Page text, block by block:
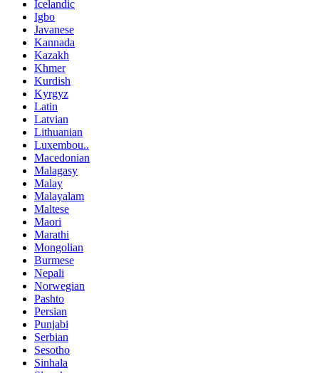
Icelandic
Igbo
Javanese
Kannada
Kazakh
Khmer
Kurdish
Kyrgyz
Latin
Latvian
Lithuanian
Luxembou..
Macedonian
Malagasy
Malay
Malayalam
Maltese
Maori
Marathi
Mongolian
Burmese
Nepali
Norwegian
Pashto
Persian
Punjabi
Serbian
Sesotho
Sinhala